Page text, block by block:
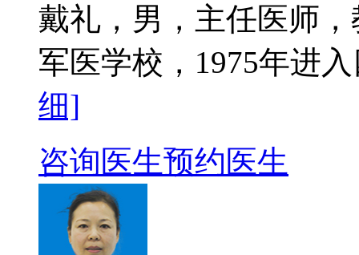
戴礼，男，主任医师
军医学校，1975年进
细]
咨询医生预约医生